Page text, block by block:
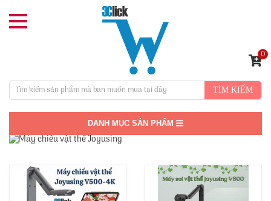
TÌM KIẾM
0
DANH MỤC SẢN PHẨM